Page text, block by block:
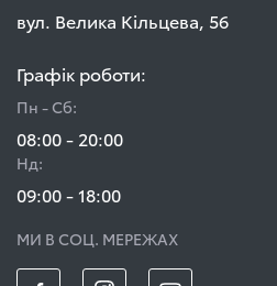
вул. Велика Кільцева, 56
Графік роботи:
Пн - Сб:
08:00 - 20:00
Нд:
09:00 - 18:00
МИ В СОЦ. МЕРЕЖАХ